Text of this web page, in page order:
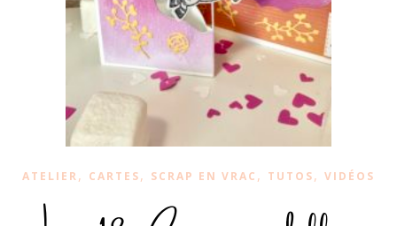
ATELIER, CARTES, SCRAP EN VRAC , TUTOS, VIDÉOS